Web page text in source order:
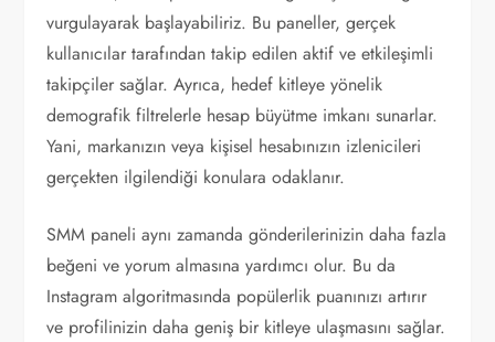
vurgulayarak başlayabiliriz. Bu paneller, gerçek
kullanıcılar tarafından takip edilen aktif ve etkileşimli
takipçiler sağlar. Ayrıca, hedef kitleye yönelik
demografik filtrelerle hesap büyütme imkanı sunarlar.
Yani, markanızın veya kişisel hesabınızın izlenicileri
gerçekten ilgilendiği konulara odaklanır.
SMM paneli aynı zamanda gönderilerinizin daha fazla
beğeni ve yorum almasına yardımcı olur. Bu da
Instagram algoritmasında popülerlik puanınızı artırır
ve profilinizin daha geniş bir kitleye ulaşmasını sağlar.